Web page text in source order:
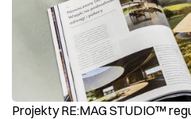
Projekty RE:MAG STUDIO™